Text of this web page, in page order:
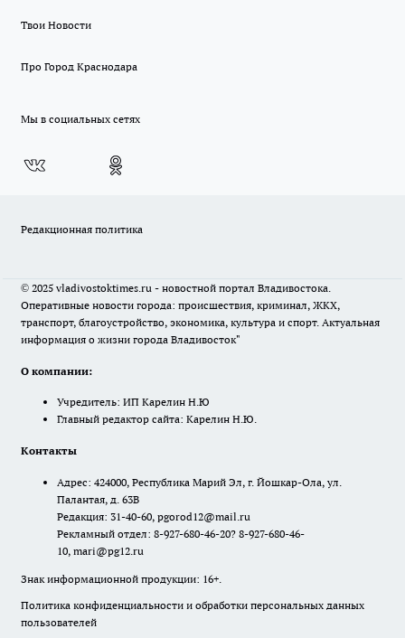
Твои Новости
Про Город Краснодара
Мы в социальных сетях
Редакционная политика
© 2025 vladivostoktimes.ru - новостной портал Владивостока.
Оперативные новости города: происшествия, криминал, ЖКХ,
транспорт, благоустройство, экономика, культура и спорт. Актуальная
информация о жизни города Владивосток"
О компании:
Учредитель: ИП Карелин Н.Ю
Главный редактор сайта: Карелин Н.Ю.
Контакты
Адрес: 424000, Республика Марий Эл, г. Йошкар-Ола, ул.
Палантая, д. 63В
Редакция: 31-40-60, pgorod12@mail.ru
Рекламный отдел: 8-927-680-46-20? 8-927-680-46-
10, mari@pg12.ru
Знак информационной продукции: 16+.
Политика конфиденциальности и обработки персональных данных
пользователей